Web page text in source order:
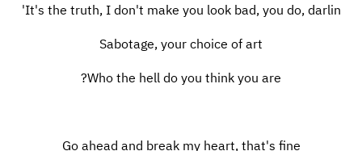
It's the truth, I don't make you look bad, you do, darlin'
Sabotage, your choice of art
Who the hell do you think you are?
Go ahead and break my heart, that's fine